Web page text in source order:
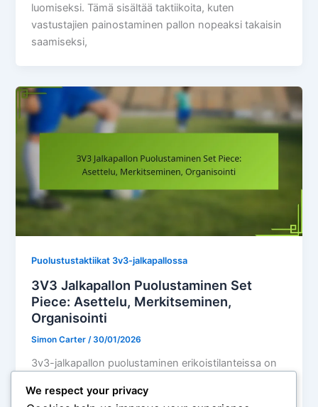
luomiseksi. Tämä sisältää taktiikoita, kuten
vastustajien painostaminen pallon nopeaksi takaisin
saamiseksi,
Puolustustaktiikat 3v3-jalkapallossa
3V3 Jalkapallon Puolustaminen Set
Piece: Asettelu, Merkitseminen,
Organisointi
Simon Carter/30/01/2026
3v3-jalkapallon puolustaminen erikoistilanteissa on
vankkaa ymmärrystä sijoittumisesta, viestinnästä ja
We respect your privacy